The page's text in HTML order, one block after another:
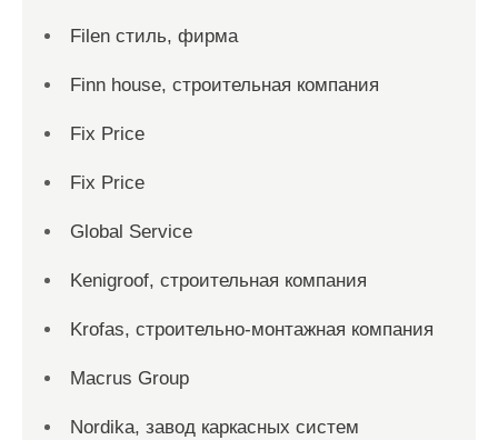
Filen стиль, фирма
Finn house, строительная компания
Fix Price
Fix Price
Global Service
Kenigroof, строительная компания
Krofas, строительно-монтажная компания
Macrus Group
Nordika, завод каркасных систем